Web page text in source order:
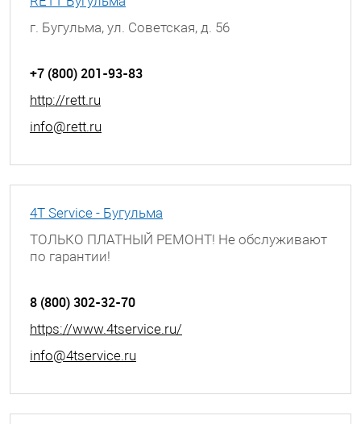
г. Бугульма, ул. Советская, д. 56
+7 (800) 201-93-83
http://rett.ru
info@rett.ru
4T Service - Бугульма
ТОЛЬКО ПЛАТНЫЙ РЕМОНТ! Не обслуживают
по гарантии!
8 (800) 302-32-70
https://www.4tservice.ru/
info@4tservice.ru